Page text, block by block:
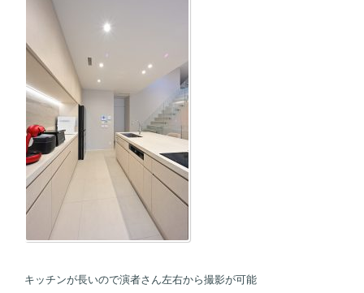
キッチンが長いので演者さん左右から撮影が可能